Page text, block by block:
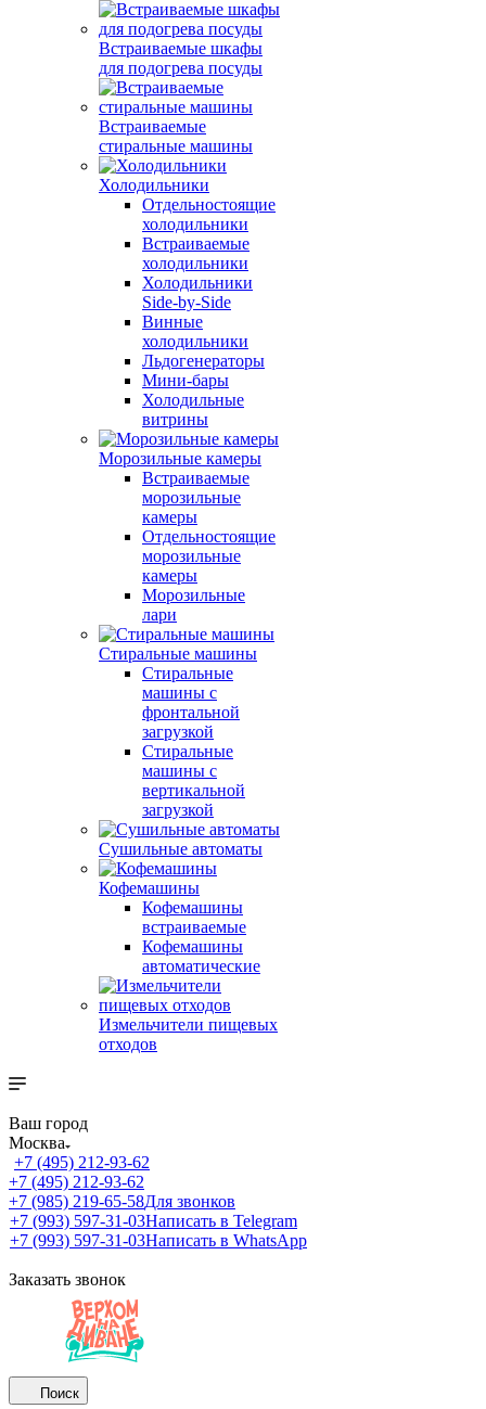
Встраиваемые шкафы
для подогрева посуды
Встраиваемые
стиральные машины
Холодильники
Отдельностоящие
холодильники
Встраиваемые
холодильники
Холодильники
Side-by-Side
Винные
холодильники
Льдогенераторы
Мини-бары
Холодильные
витрины
Морозильные камеры
Встраиваемые
морозильные
камеры
Отдельностоящие
морозильные
камеры
Морозильные
лари
Стиральные машины
Стиральные
машины с
фронтальной
загрузкой
Стиральные
машины с
вертикальной
загрузкой
Сушильные автоматы
Кофемашины
Кофемашины
встраиваемые
Кофемашины
автоматические
Измельчители пищевых
отходов
Ваш город
Москва
+7 (495) 212-93-62
+7 (495) 212-93-62
+7 (985) 219-65-58Для звонков
+7 (993) 597-31-03Написать в Telegram
+7 (993) 597-31-03Написать в WhatsApp
Заказать звонок
Поиск